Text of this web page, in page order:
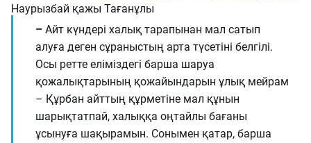
Наурызбай қажы Тағанұлы
– Айт күндері халық тарапынан мал сатып
алуға деген сұраныстың арта түсетіні белгілі.
Осы ретте еліміздегі барша шаруа
қожалықтарының қожайындарын ұлық мейрам
– Құрбан айттың құрметіне мал құнын
шарықтатпай, халыққа оңтайлы бағаны
ұсынуға шақырамын. Сонымен қатар, барша